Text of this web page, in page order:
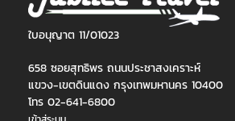
ใบอนุญาต 11/01023
658 ซอยสุทธิพร ถนนประชาสงเคราะห์
แขวง-เขตดินแดง กรุงเทพมหานคร 10400
โทร 02-641-6800